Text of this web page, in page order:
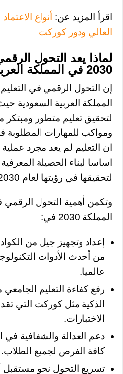
اقرأ المزيد عن: أنواع
العالي ودور كوركت
لماذا يعد التحول
2030 في المملكة العربية السعودية ؟
إن التحول الرقمي في
المملكة العربية السعودية
لتحقيق تعليم متطور ومبتكر
ومواكب للمهارات
ان التعليم لم يعد مجرد
اساسا لبناء الحصيلة
لتحقيقها في رؤيتها لعام 2030.
وتكمن أهمية التحول الرقمي
المملكة 2030 في:
إعداد وتجهيز جيل من
من أحدث الأدوات
عالميا.
رفع كفاءة التعليم
الذكية مثل كوركت التي
الاختبارات.
دعم العدالة والشفافية في
كافة الفرص لجميع الطلاب.
تسريع التحول نحو مستقبل